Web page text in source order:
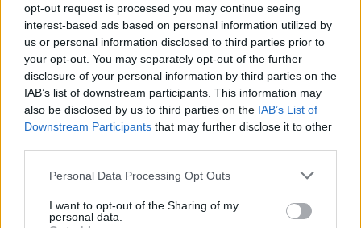
opt-out request is processed you may continue seeing
interest-based ads based on personal information utilized by
us or personal information disclosed to third parties prior to
your opt-out. You may separately opt-out of the further
disclosure of your personal information by third parties on the
IAB’s list of downstream participants. This information may
also be disclosed by us to third parties on the IAB’s List of
Downstream Participants that may further disclose it to other
Personal Data Processing Opt Outs
I want to opt-out of the Sharing of my
personal data.
13/11/2017 - 02:00
Μπατακλάν: Δύο χρόνια
μετά το μακελειό ο
τζιχαντιστής Αμπντεσλάμ
ακόμα σιωπά
13/11/2017 - 02:00